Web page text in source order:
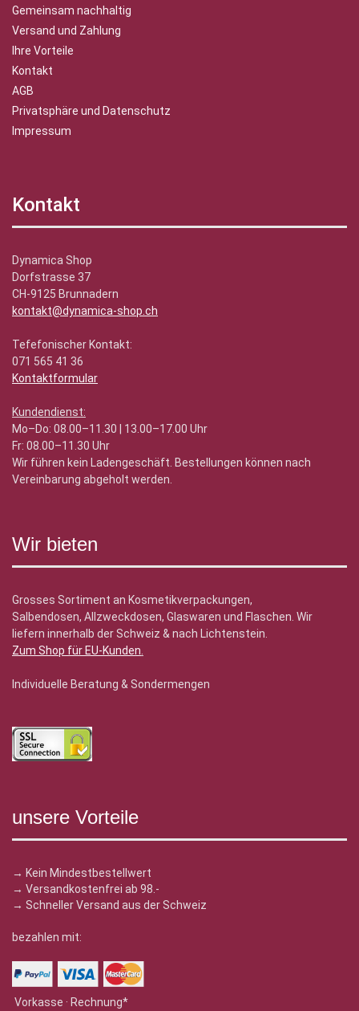
Gemeinsam nachhaltig
Versand und Zahlung
Ihre Vorteile
Kontakt
AGB
Privatsphäre und Datenschutz
Impressum
Kontakt
Dynamica Shop
Dorfstrasse 37
CH-9125 Brunnadern
kontakt@dynamica-shop.ch
Tefefonischer Kontakt:
071 565 41 36
Kontaktformular
Kundendienst:
Mo–Do: 08.00–11.30 | 13.00–17.00 Uhr
Fr: 08.00–11.30 Uhr
Wir führen kein Ladengeschäft. Bestellungen können nach
Vereinbarung abgeholt werden.
Wir bieten
Grosses Sortiment an Kosmetikverpackungen,
Salbendosen, Allzweckdosen, Glaswaren und Flaschen. Wir
liefern innerhalb der Schweiz & nach Lichtenstein.
Zum Shop für EU-Kunden.
Individuelle Beratung & Sondermengen
unsere Vorteile
→ Kein Mindestbestellwert
→ Versandkostenfrei ab 98.-
→ Schneller Versand aus der Schweiz
bezahlen mit:
Vorkasse · Rechnung*